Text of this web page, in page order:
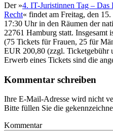
Der »4. IT-Juristinnen Tag –
Recht« findet am Freitag, den
17:30 Uhr in den Räumen der
22761 Hamburg statt. Insgesamt
(75 Tickets für Frauen, 25 für
EUR 200,80 (zzgl. Ticketgebühr
Erwerb eines Tickets sind die
Kommentar schreiben
Ihre E-Mail-Adresse wird nicht
Bitte füllen Sie die
Kommentar